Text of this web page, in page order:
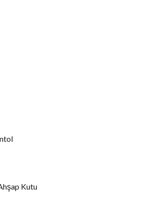
Kutu